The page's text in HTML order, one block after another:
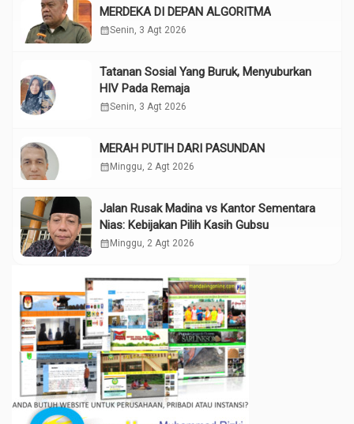
MERDEKA DI DEPAN ALGORITMA
calendar_monthSenin, 3 Agt 2026
Tatanan Sosial Yang Buruk, Menyuburkan
HIV Pada Remaja
calendar_monthSenin, 3 Agt 2026
MERAH PUTIH DARI PASUNDAN
calendar_month Minggu, 2 Agt 2026
Jalan Rusak Madina vs Kantor Sementara
Nias: Kebijakan Pilih Kasih Gubsu
calendar_month Minggu, 2 Agt 2026